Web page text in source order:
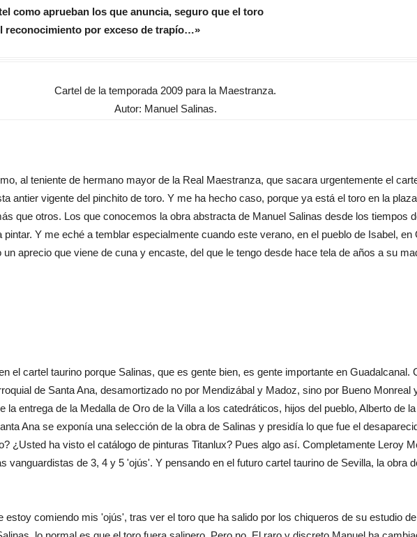
como aprueban los que anuncia, seguro que el toro
reconocimiento por exceso de trapío…»
Cartel de la temporada 2009 para la Maestranza.
Autor: Manuel Salinas.
al teniente de hermano mayor de la Real Maestranza, que sacara urgentemente el
antier vigente del pinchito de toro. Y me ha hecho caso, porque ya está el toro en la
que otros. Los que conocemos la obra abstracta de Manuel Salinas desde los tiempos
Y me eché a temblar especialmente cuando este verano, en el pueblo de Isabel, en
aprecio que viene de cuna y encaste, del que le tengo desde hace tela de años a su
cartel taurino porque Salinas, que es gente bien, es gente importante en Guadalcanal.
de Santa Ana, desamortizado no por Mendizábal y Madoz, sino por Bueno Monreal
entrega de la Medalla de Oro de la Villa a los catedráticos, hijos del pueblo, Alberto de
Ana se exponía una selección de la obra de Salinas y presidía lo que fue el
¿Usted ha visto el catálogo de pinturas Titanlux? Pues algo así. Completamente Leroy
vanguardistas de 3, 4 y 5 'ojús'. Y pensando en el futuro cartel taurino de Sevilla, la obra
comiendo mis 'ojús', tras ver el toro que ha salido por los chiqueros de su estudio